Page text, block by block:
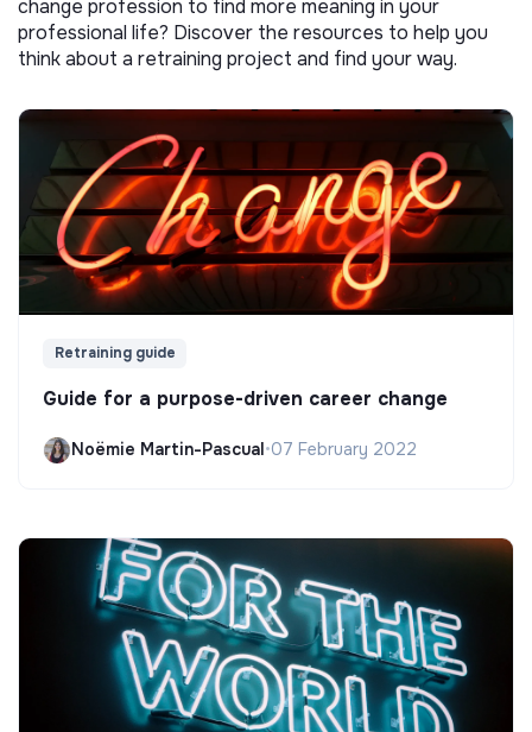
change profession to find more meaning in your
professional life? Discover the resources to help you
think about a retraining project and find your way.
Retraining guide
Guide for a purpose-driven career change
Noëmie Martin-Pascual•07 February 2022